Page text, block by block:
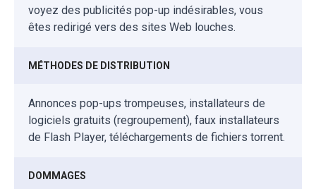
voyez des publicités pop-up indésirables, vous
êtes redirigé vers des sites Web louches.
MÉTHODES DE DISTRIBUTION
Annonces pop-ups trompeuses, installateurs de
logiciels gratuits (regroupement), faux installateurs
de Flash Player, téléchargements de fichiers torrent.
DOMMAGES